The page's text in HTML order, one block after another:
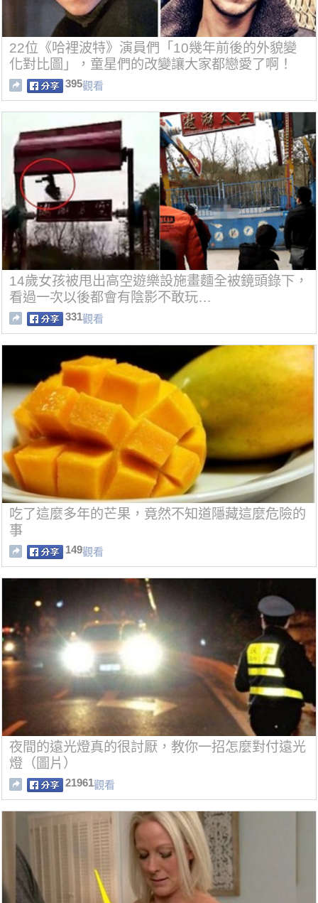
22位《哈裡波特》演員們「10幾年前後的外貌變
化對比圖」，童星們的改變讓大家都戀愛了啊！
395觀看
14歲女孩被甩出高空遊樂設施畫麵全被鏡頭錄下，
看過一次以後都會有陰影不敢玩…
331觀看
吃了這麼多年的芒果，竟然不知道隱藏這麼危險的
事
149觀看
夜間的遠光燈真的很討厭，教你一招怎麼對付遠光
燈（圖片）
21961觀看